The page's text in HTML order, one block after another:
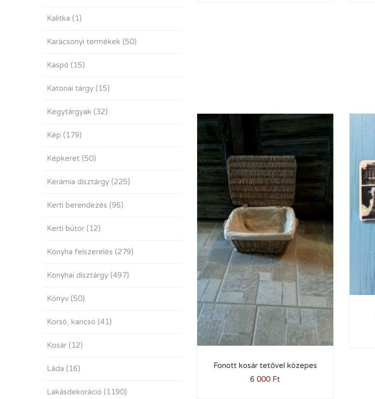
Kalitka (1)
Karácsonyi termékek (50)
Kaspó (15)
Katonai tárgy (15)
Kegytárgyak (32)
Kép (179)
Képkeret (50)
Kerámia dísztárgy (225)
Kerti berendezés (96)
Kerti bútor (12)
Konyha felszerelés (279)
Konyhai dísztárgy (497)
Könyv (50)
Korsó, kancsó (41)
Kosár (12)
Láda (16)
Lakásdekoráció (1190)
Fonott kosár tetővel közepes
6 000 Ft